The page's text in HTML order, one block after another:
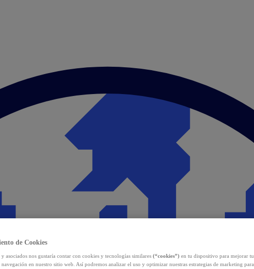
de Cookies
y asociados nos gustaría contar con cookies y tecnologías similares (“cookies”) en tu dispositivo para mejorar tu
en nuestro sitio web. Así podremos analizar el uso y optimizar nuestras estrategias de marketing para